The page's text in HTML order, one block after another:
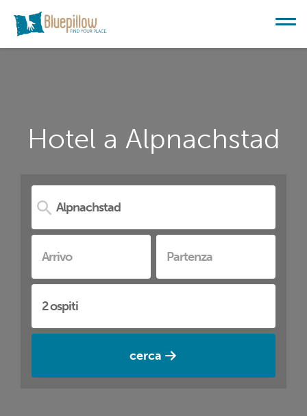
Hotel a Alpnachstad
cerca